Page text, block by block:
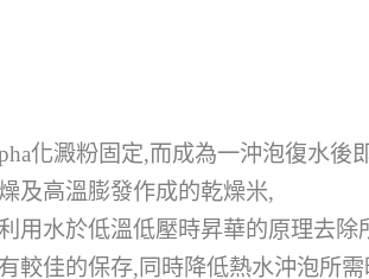
化澱粉固定,而成為一沖泡復水後
及高溫膨發作成的乾燥米,
用水於低溫低壓時昇華的原理去除
較佳的保存,同時降低熱水沖泡所需